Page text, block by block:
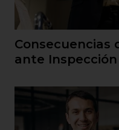
Consecuencias
ante